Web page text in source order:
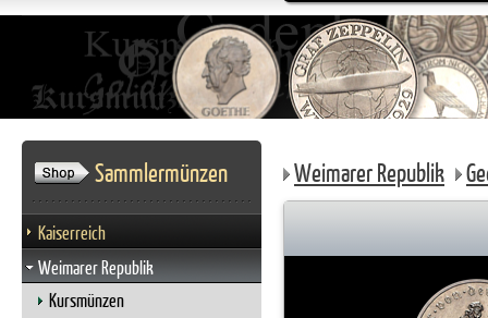
Anmelden
Sammlermünzen
Kaiserreich
Weimarer Republik
Kursmünzen
Weimarer Republik